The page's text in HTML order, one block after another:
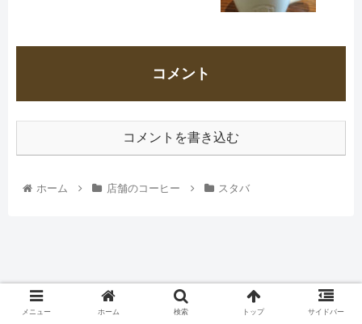
コメント
コメントを書き込む
ホーム 店舗のコーヒー スタバ
メニュー ホーム 検索 トップ サイドバー